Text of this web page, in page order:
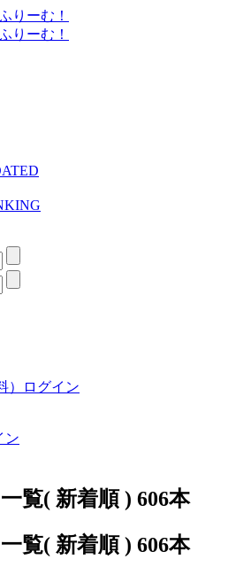
ログイン
覧( 新着順 ) 606本
覧( 新着順 ) 606本